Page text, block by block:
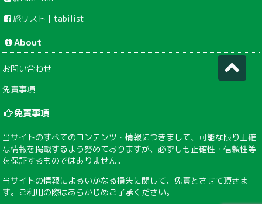
旅リスト｜tabilist
About
お問い合わせ
免責事項
免責事項
当サイトのすべてのコンテンツ・情報につきまして、可能な限り正確
な情報を掲載するよう努めておりますが、必ずしも正確性・信頼性等
を保証するものではありません。
当サイトの情報によるいかなる損失に関して、免責とさせて頂きま
す。ご利用の際はあらかじめご了承ください。